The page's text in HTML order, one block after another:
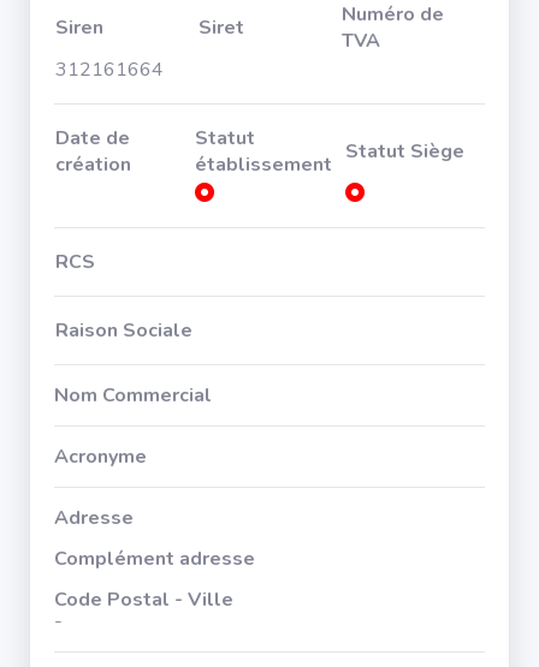
Siren Siret
Numéro de
TVA
312161664
Date de
création
Statut
établissement Statut Siège
RCS
Raison Sociale
Nom Commercial
Acronyme
Adresse
Complément adresse
Code Postal - Ville
-